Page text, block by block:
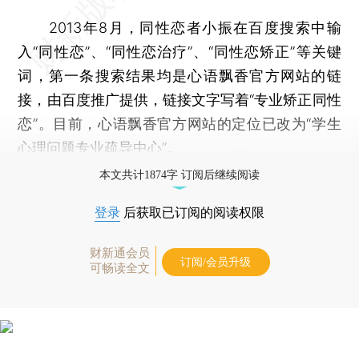
2013年8月，同性恋者小振在百度搜索中输
入“同性恋”、“同性恋治疗”、“同性恋矫正”等关键
词，第一条搜索结果均是心语飘香官方网站的链
接，由百度推广提供，链接文字写着“专业矫正同性
恋”。目前，心语飘香官方网站的定位已改为“学生
心理问题专业疏导中心”。
本文共计1874字 订阅后继续阅读
登录 后获取已订阅的阅读权限
财新通会员
可畅读全文
订阅/会员升级